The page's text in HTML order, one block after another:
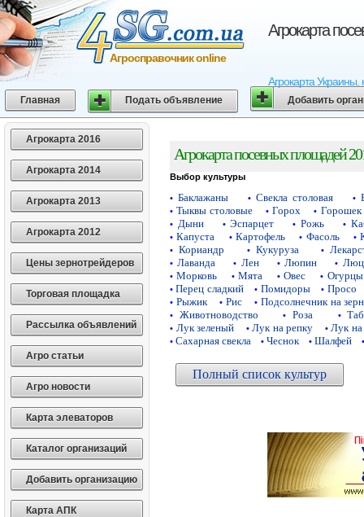
Агрокарта
Агрокарта
Агросправочник online
Главная Подать объявление Добавить
Агрокарта 2016
Агрокарта 2014
Агрокарта 2013
Агрокарта 2012
Цены зернотрейдеров
Торговая площадка
Рассылка объявлений
Агро статьи
Агро новости
Карта элеваторов
Каталог организаций
Добавить организацию
Карта АПК
Агрокарта посевных площадей
Выбор культуры
• Баклажаны • Свекла столовая •
• Тыквы столовые • Горох • Горошек
• Дыни • Эспарцет • Рожь •
• Капуста • Картофель • Фасоль •
• Кориандр • Кукуруза •
• Лаванда • Лен • Люпин •
• Морковь • Мята • Овес • Огурцы
• Перец сладкий • Помидоры • Просо
• Рыжик • Рис • Подсолнечник на
• Животноводство • Роза •
• Лук зеленый • Лук на репку • Лук на
• Сахарная свекла • Чеснок • Шалфей •
Полный список культур